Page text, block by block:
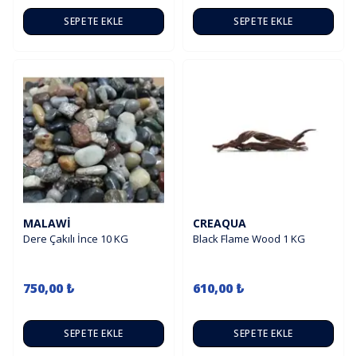
SEPETE EKLE SEPETE EKLE
MALAWI
Dere Çakılı İnce 10 KG
750,00 ₺
SEPETE EKLE
CREAQUA
Black Flame Wood 1 KG
610,00 ₺
SEPETE EKLE